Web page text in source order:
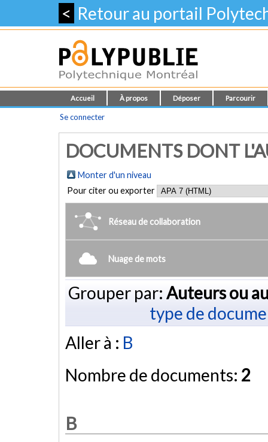
< Retour au portail
Accueil À propos Déposer Parcourir
Se connecter
DOCUMENTS DONT
Monter d'un niveau
Pour citer ou exporter
Réseau de collaboration
Nuage de mots
Grouper par: Auteurs ou
type de
Aller à : B
Nombre de documents: 2
B